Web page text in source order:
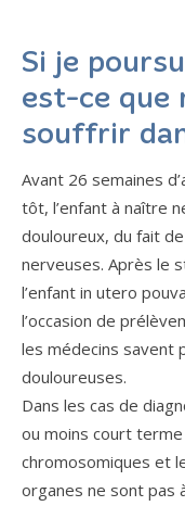
Si je
est-ce que
souffrir
Avant 26 semaines
tôt, l’enfant à naître
douloureux, du fait
nerveuses. Après le
l’enfant in utero
l’occasion de
les médecins savent
douloureuses.
Dans les cas de
ou moins court
chromosomiques et
organes ne sont pas